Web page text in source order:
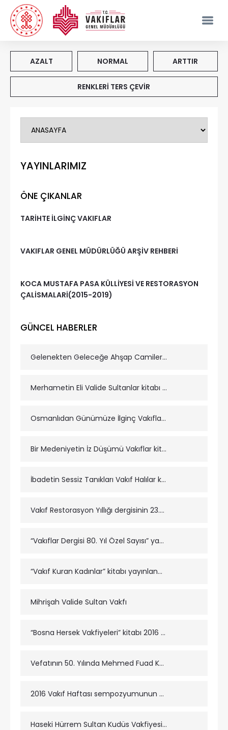
AZALT NORMAL ARTTIR
RENKLERİ TERS ÇEVİR
YAYINLARIMIZ
ÖNE ÇIKANLAR
TARİHTE İLGİNÇ VAKIFLAR
VAKIFLAR GENEL MÜDÜRLÜĞÜ ARŞİV REHBERİ
KOCA MUSTAFA PASA KÜLLİYESİ VE RESTORASYON
ÇALİSMALARİ(2015-2019)
GÜNCEL HABERLER
Gelenekten Geleceğe Ahşap Camiler kitabı yayınlanmıştır.
Merhametin Eli Valide Sultanlar kitabı yayınlanmıştır.
Osmanlıdan Günümüze İlginç Vakıflar kitabı yayınlanmıştır.
Bir Medeniyetin İz Düşümü Vakıflar kitabı yayınlanmıştır.
İbadetin Sessiz Tanıkları Vakıf Halılar kitabı yayınlanmıştır.
Vakıf Restorasyon Yıllığı dergisinin 23.Sayısı yayımlanmıştır.
“Vakıflar Dergisi 80. Yıl Özel Sayısı” yayınlanmıştır.
“Vakıf Kuran Kadınlar” kitabı yayınlanmıştır.
Mihrişah Valide Sultan Vakfı
“Bosna Hersek Vakfiyeleri” kitabı 2016 beş cilt halinde yayınlanarak ilim âleminin istifadesine sunulmuştur.
Vefatının 50. Yılında Mehmed Fuad Köprülü kitabı yayımlanmıştır.
2016 Vakıf Haftası sempozyumunun bildirilerinin yeraldığı Vakıf ve Sivil Toplum kitabı yayımlanmıştır.
Haseki Hürrem Sultan Kudüs Vakfiyesi Tıpkıbasım kitabı yayımlanmıştır.